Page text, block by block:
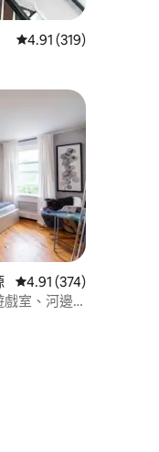
5 分）
從 319 則評價中獲得
4.91 (319)
從 374 則評價中獲得
4.91 (374)
室、河邊